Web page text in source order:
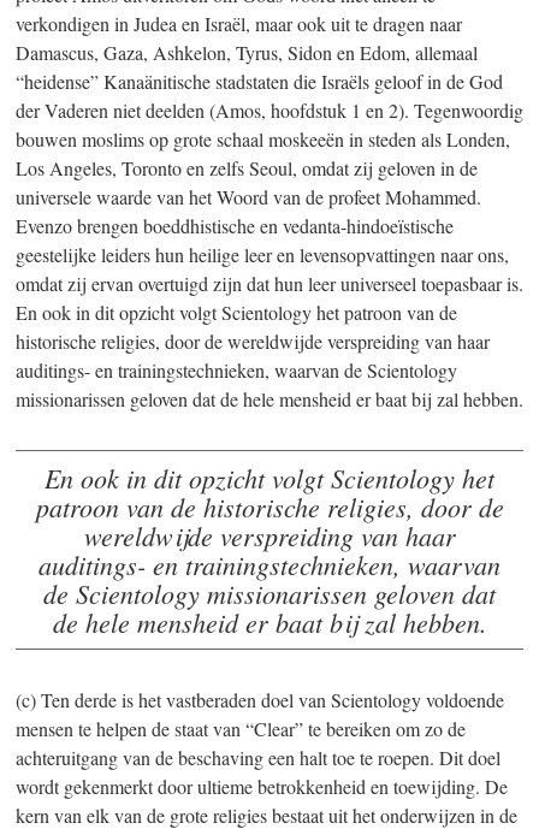
verkondigen in Judea en Israël, maar ook uit te dragen naar
Damascus, Gaza, Ashkelon, Tyrus, Sidon en Edom, allemaal
“heidense” Kanaänitische stadstaten die Israëls geloof in de God
der Vaderen niet deelden (Amos, hoofdstuk 1 en 2). Tegenwoordig
bouwen moslims op grote schaal moskeeën in steden als Londen,
Los Angeles, Toronto en zelfs Seoul, omdat zij geloven in de
universele waarde van het Woord van de profeet Mohammed.
Evenzo brengen boeddhistische en vedanta-hindoeïstische
geestelijke leiders hun heilige leer en levensopvattingen naar ons,
omdat zij ervan overtuigd zijn dat hun leer universeel toepasbaar is.
En ook in dit opzicht volgt Scientology het patroon van de
historische religies, door de wereldwijde verspreiding van haar
auditings- en trainingstechnieken, waarvan de Scientology
missionarissen geloven dat de hele mensheid er baat bij zal hebben.
En ook in dit opzicht volgt Scientology het
patroon van de historische religies, door de
wereldwijde verspreiding van haar
auditings- en trainingstechnieken, waarvan
de Scientology missionarissen geloven dat
de hele mensheid er baat bij zal hebben.
(c) Ten derde is het vastberaden doel van Scientology voldoende
mensen te helpen de staat van “Clear” te bereiken om zo de
achteruitgang van de beschaving een halt toe te roepen. Dit doel
wordt gekenmerkt door ultieme betrokkenheid en toewijding. De
kern van elk van de grote religies bestaat uit het onderwijzen in de